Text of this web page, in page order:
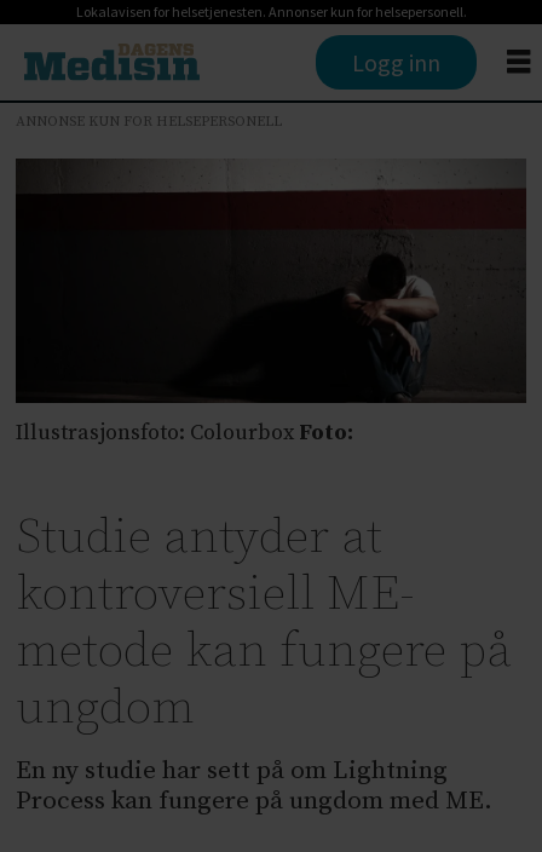
Lokalavisen for helsetjenesten. Annonser kun for helsepersonell.
Logg inn
ANNONSE KUN FOR HELSEPERSONELL
Illustrasjonsfoto: Colourbox Foto:
Studie antyder at
kontroversiell ME-
metode kan fungere på
ungdom
En ny studie har sett på om Lightning
Process kan fungere på ungdom med ME.